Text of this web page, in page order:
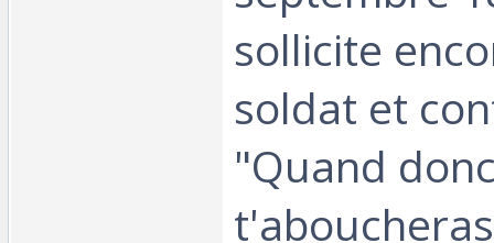
sollicite
soldat et
"Quand